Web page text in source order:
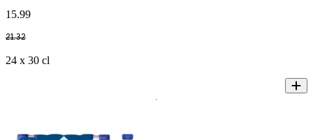
15.99
21.32
24 x 30 cl